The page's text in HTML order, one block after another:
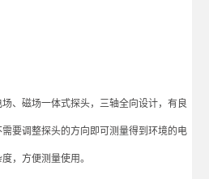
、磁场一体式探头，三轴全向设计，有良
要调整探头的方向即可测量得到环境的电
，方便测量使用。